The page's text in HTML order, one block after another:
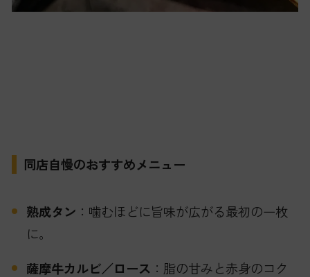
同店自慢のおすすめメニュー
熟成タン ：噛むほどに旨味が広がる最初の一枚
に。
薩摩牛カルビ／ロース ：脂の甘みと赤身のコク